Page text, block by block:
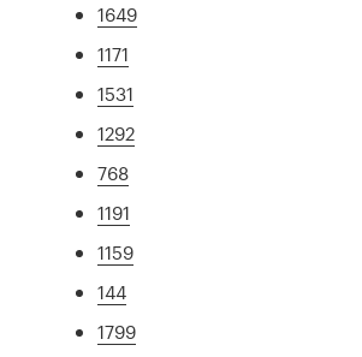
1649
1171
1531
1292
768
1191
1159
144
1799